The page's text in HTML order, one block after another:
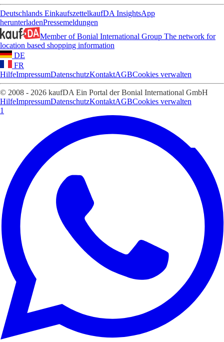
Deutschlands EinkaufszettelkaufDA InsightsApp
herunterladenPressemeldungen
Member of Bonial International Group The network for
location based shopping information
DE
FR
HilfeImpressumDatenschutzKontaktAGBCookies verwalten
© 2008 - 2026 kaufDA Ein Portal der Bonial International GmbH
HilfeImpressumDatenschutzKontaktAGBCookies verwalten
1